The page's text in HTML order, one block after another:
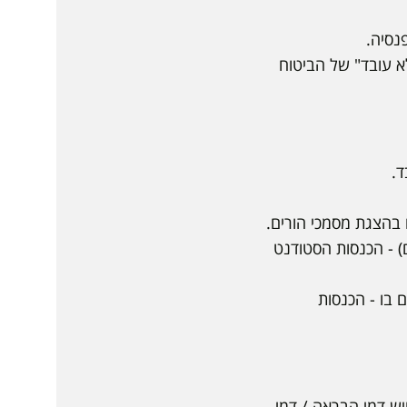
עובד" של הביטוח
- הכנסות הסטודנט
בו - הכנסות